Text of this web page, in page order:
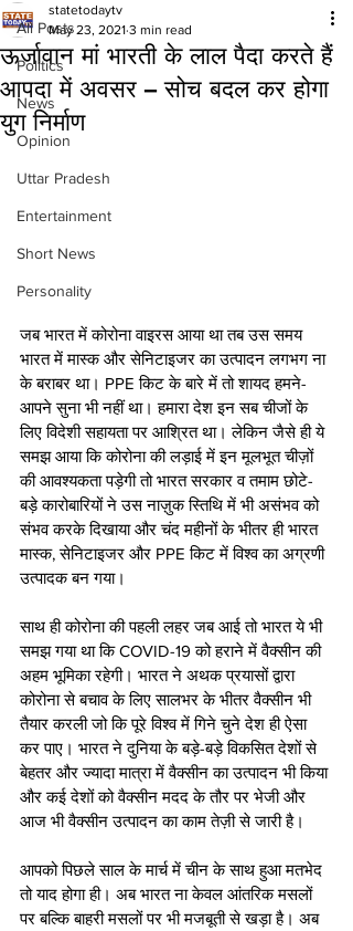
All Posts
Politics
News
Opinion
Uttar Pradesh
Entertainment
Short News
Personality
ऊर्जावान मां भारती के लाल पैदा करते हैं
आपदा में अवसर – सोच बदल कर होगा
युग निर्माण
statetodaytv
May 23, 2021 3 min read
जब भारत में कोरोना वाइरस आया था तब उस समय
भारत में मास्क और सेनिटाइजर का उत्पादन लगभग ना
के बराबर था। PPE किट के बारे में तो शायद हमने-
आपने सुना भी नहीं था। हमारा देश इन सब चीजों के
लिए विदेशी सहायता पर आश्रित था। लेकिन जैसे ही ये
समझ आया कि कोरोना की लड़ाई में इन मूलभूत चीज़ों
की आवश्यकता पड़ेगी तो भारत सरकार व तमाम छोटे-
बड़े कारोबारियों ने उस नाज़ुक स्तिथि में भी असंभव को
संभव करके दिखाया और चंद महीनों के भीतर ही भारत
मास्क, सेनिटाइजर और PPE किट में विश्व का अग्रणी
उत्पादक बन गया।
साथ ही कोरोना की पहली लहर जब आई तो भारत ये भी
समझ गया था कि COVID-19 को हराने में वैक्सीन की
अहम भूमिका रहेगी। भारत ने अथक प्रयासों द्वारा
कोरोना से बचाव के लिए सालभर के भीतर वैक्सीन भी
तैयार करली जो कि पूरे विश्व में गिने चुने देश ही ऐसा
कर पाए। भारत ने दुनिया के बड़े-बड़े विकसित देशों से
बेहतर और ज्यादा मात्रा में वैक्सीन का उत्पादन भी किया
और कई देशों को वैक्सीन मदद के तौर पर भेजी और
आज भी वैक्सीन उत्पादन का काम तेज़ी से जारी है।
आपको पिछले साल के मार्च में चीन के साथ हुआ मतभेद
तो याद होगा ही। अब भारत ना केवल आंतरिक मसलों
पर बल्कि बाहरी मसलों पर भी मजबूती से खड़ा है। अब